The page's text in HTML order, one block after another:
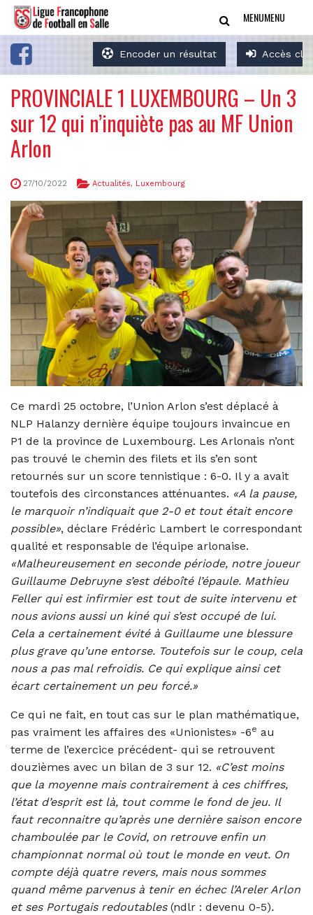
Encoder un résultat Accès
MENUMENU
PROVINCIALE 1 LUXEMBOURG – Un 3
sur 12 qui n’inquiète pas au MF Union
Arlon
27/10/2022 Actualités, Luxembourg
Ce mardi 25 octobre, l’Union Arlon s’est déplacé à
NLP Halanzy dernière équipe toujours invaincue en
P1 de la province de Luxembourg. Les Arlonais n’ont
pas trouvé le chemin des filets et ils s’en sont
retournés sur un score tennistique : 6-0. Il y a avait
toutefois des circonstances atténuantes. «A la pause,
le marquoir n’indiquait que 2-0 et tout était encore
possible», déclare Frédéric Lambert le correspondant
qualité et responsable de l’équipe arlonaise.
«Malheureusement en seconde période, notre joueur
Guillaume Debruyne s’est déboîté l’épaule. Mathieu
Feller qui est infirmier est tout de suite intervenu et
nous avions aussi un kiné qui s’est occupé de lui.
Cela a certainement évité à Guillaume une blessure
plus grave qu’une entorse. Toutefois sur le coup, cela
nous a pas mal refroidis. Ce qui explique ainsi cet
écart certainement un peu forcé.»
Ce qui ne fait, en tout cas sur le plan mathématique,
pas vraiment les affaires des «Unionistes» -6e au
terme de l’exercice précédent- qui se retrouvent
douzièmes avec un bilan de 3 sur 12. «C’est moins
que la moyenne mais contrairement à ces chiffres,
l’état d’esprit est là, tout comme le fond de jeu. Il
faut reconnaitre qu’après une dernière saison encore
chamboulée par le Covid, on retrouve enfin un
championnat normal où tout le monde en veut. On
compte déjà quatre revers, mais nous sommes
quand même parvenus à tenir en échec l’Areler Arlon
et ses Portugais redoutables (ndlr : devenu 0-5).